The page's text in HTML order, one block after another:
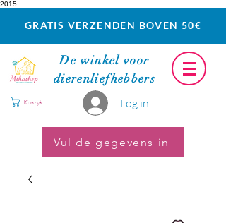
2015
GRATIS VERZENDEN BOVEN 50€
De winkel voor
dierenliefhebbers
Log in
Koszyk
Vul de gegevens in